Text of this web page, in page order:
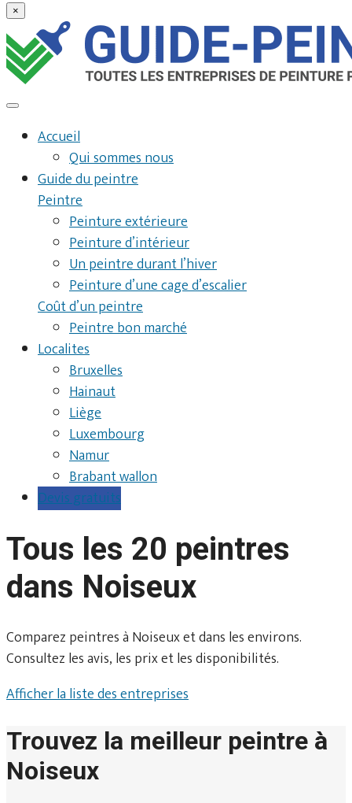
×
Accueil
Qui sommes nous
Guide du peintre
Peintre
Peinture extérieure
Peinture d’intérieur
Un peintre durant l’hiver
Peinture d’une cage d’escalier
Coût d’un peintre
Peintre bon marché
Localites
Bruxelles
Hainaut
Liège
Luxembourg
Namur
Brabant wallon
Devis gratuits
Tous les 20 peintres
dans Noiseux
Comparez peintres à Noiseux et dans les environs.
Consultez les avis, les prix et les disponibilités.
Afficher la liste des entreprises
Trouvez la meilleur peintre à
Noiseux